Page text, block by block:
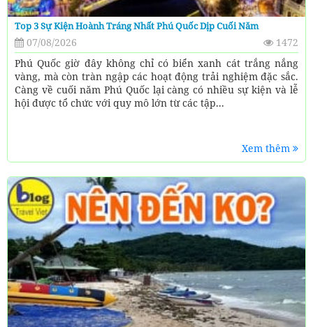
Top 3 Sự Kiện Hoành Tráng Nhất Phú Quốc Dịp Cuối Năm
07/08/2026
1472
Phú Quốc giờ đây không chỉ có biển xanh cát trắng nắng
vàng, mà còn tràn ngập các hoạt động trải nghiệm đặc sắc.
Càng về cuối năm Phú Quốc lại càng có nhiều sự kiện và lễ
hội được tổ chức với quy mô lớn từ các tập...
Xem thêm